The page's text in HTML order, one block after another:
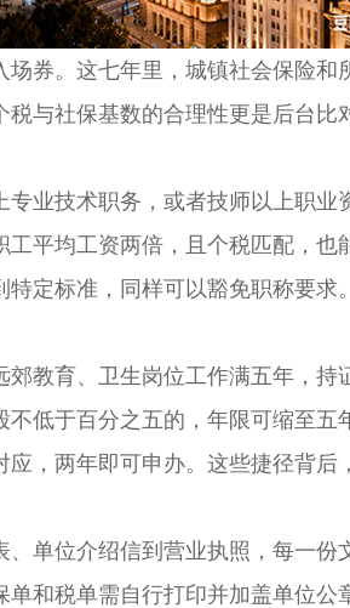
券。这七年里，城镇社会保险和
与社保基数的合理性更是后台比
业技术职务，或者技师以上职业
平均工资两倍，且个税匹配，也
定标准，同样可以豁免职称要求。
教育、卫生岗位工作满五年，持
低于百分之五的，年限可缩至五
，两年即可申办。这些捷径背后
位介绍信到营业执照，每一份
和税单需自行打印并加盖单位公